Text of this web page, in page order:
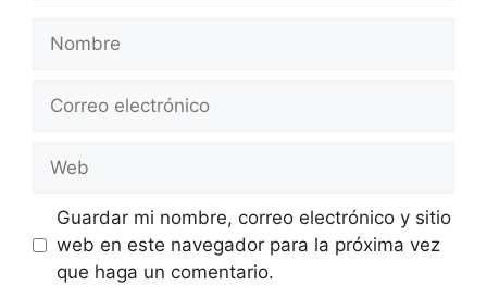
Nombre
Correo
Web
Guardar mi nombre, correo electrónico y sitio
web en este navegador para la próxima vez
que haga un comentario.